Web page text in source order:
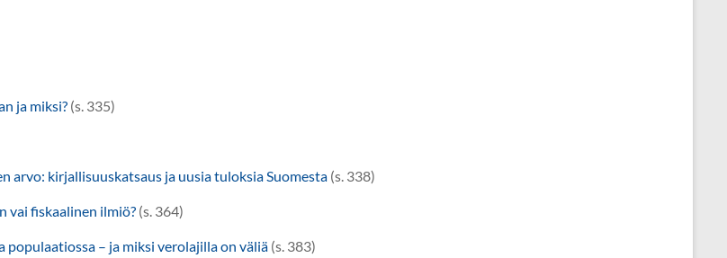
ja miksi? (s. 335)
arvo: kirjallisuuskatsaus ja uusia tuloksia Suomesta (s. 338)
vai fiskaalinen ilmiö? (s. 364)
populaatiossa – ja miksi verolajilla on väliä (s. 383)